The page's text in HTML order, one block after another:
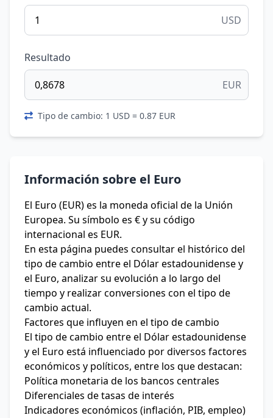
USD
Resultado
EUR
Tipo de cambio: 1 USD = 0.87 EUR
Información sobre el Euro
El Euro (EUR) es la moneda oficial de la Unión
Europea. Su símbolo es € y su código
internacional es EUR.
En esta página puedes consultar el histórico del
tipo de cambio entre el Dólar estadounidense y
el Euro, analizar su evolución a lo largo del
tiempo y realizar conversiones con el tipo de
cambio actual.
Factores que influyen en el tipo de cambio
El tipo de cambio entre el Dólar estadounidense
y el Euro está influenciado por diversos factores
económicos y políticos, entre los que destacan:
Política monetaria de los bancos centrales
Diferenciales de tasas de interés
Indicadores económicos (inflación, PIB, empleo)